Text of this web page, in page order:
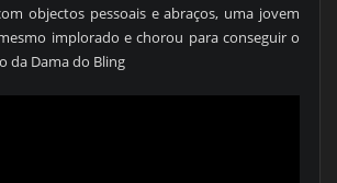
objectos pessoais e abraços, uma jovem
implorado e chorou para conseguir o
da Dama do Bling